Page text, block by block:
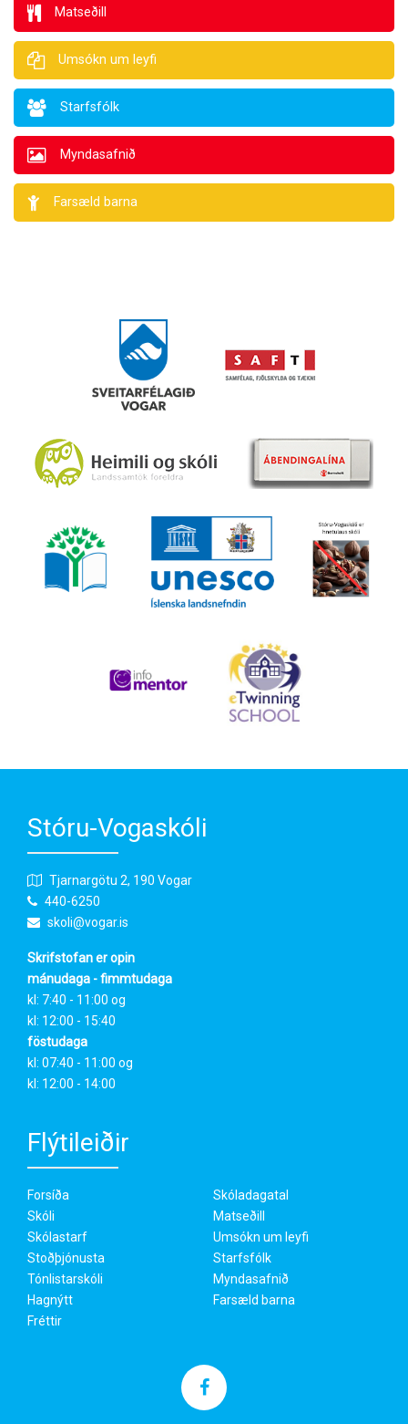
Matseðill
Umsókn um leyfi
Starfsfólk
Myndasafnið
Farsæld barna
Stóru-Vogaskóli
Tjarnargötu 2, 190 Vogar
440-6250
skoli@vogar.is
Skrifstofan er opin
mánudaga - fimmtudaga
kl: 7:40 - 11:00 og
kl: 12:00 - 15:40
föstudaga
kl: 07:40 - 11:00 og
kl: 12:00 - 14:00
Flýtileiðir
Forsíða
Skóli
Skólastarf
Stoðþjónusta
Tónlistarskóli
Hagnýtt
Fréttir
Skóladagatal
Matseðill
Umsókn um leyfi
Starfsfólk
Myndasafnið
Farsæld barna